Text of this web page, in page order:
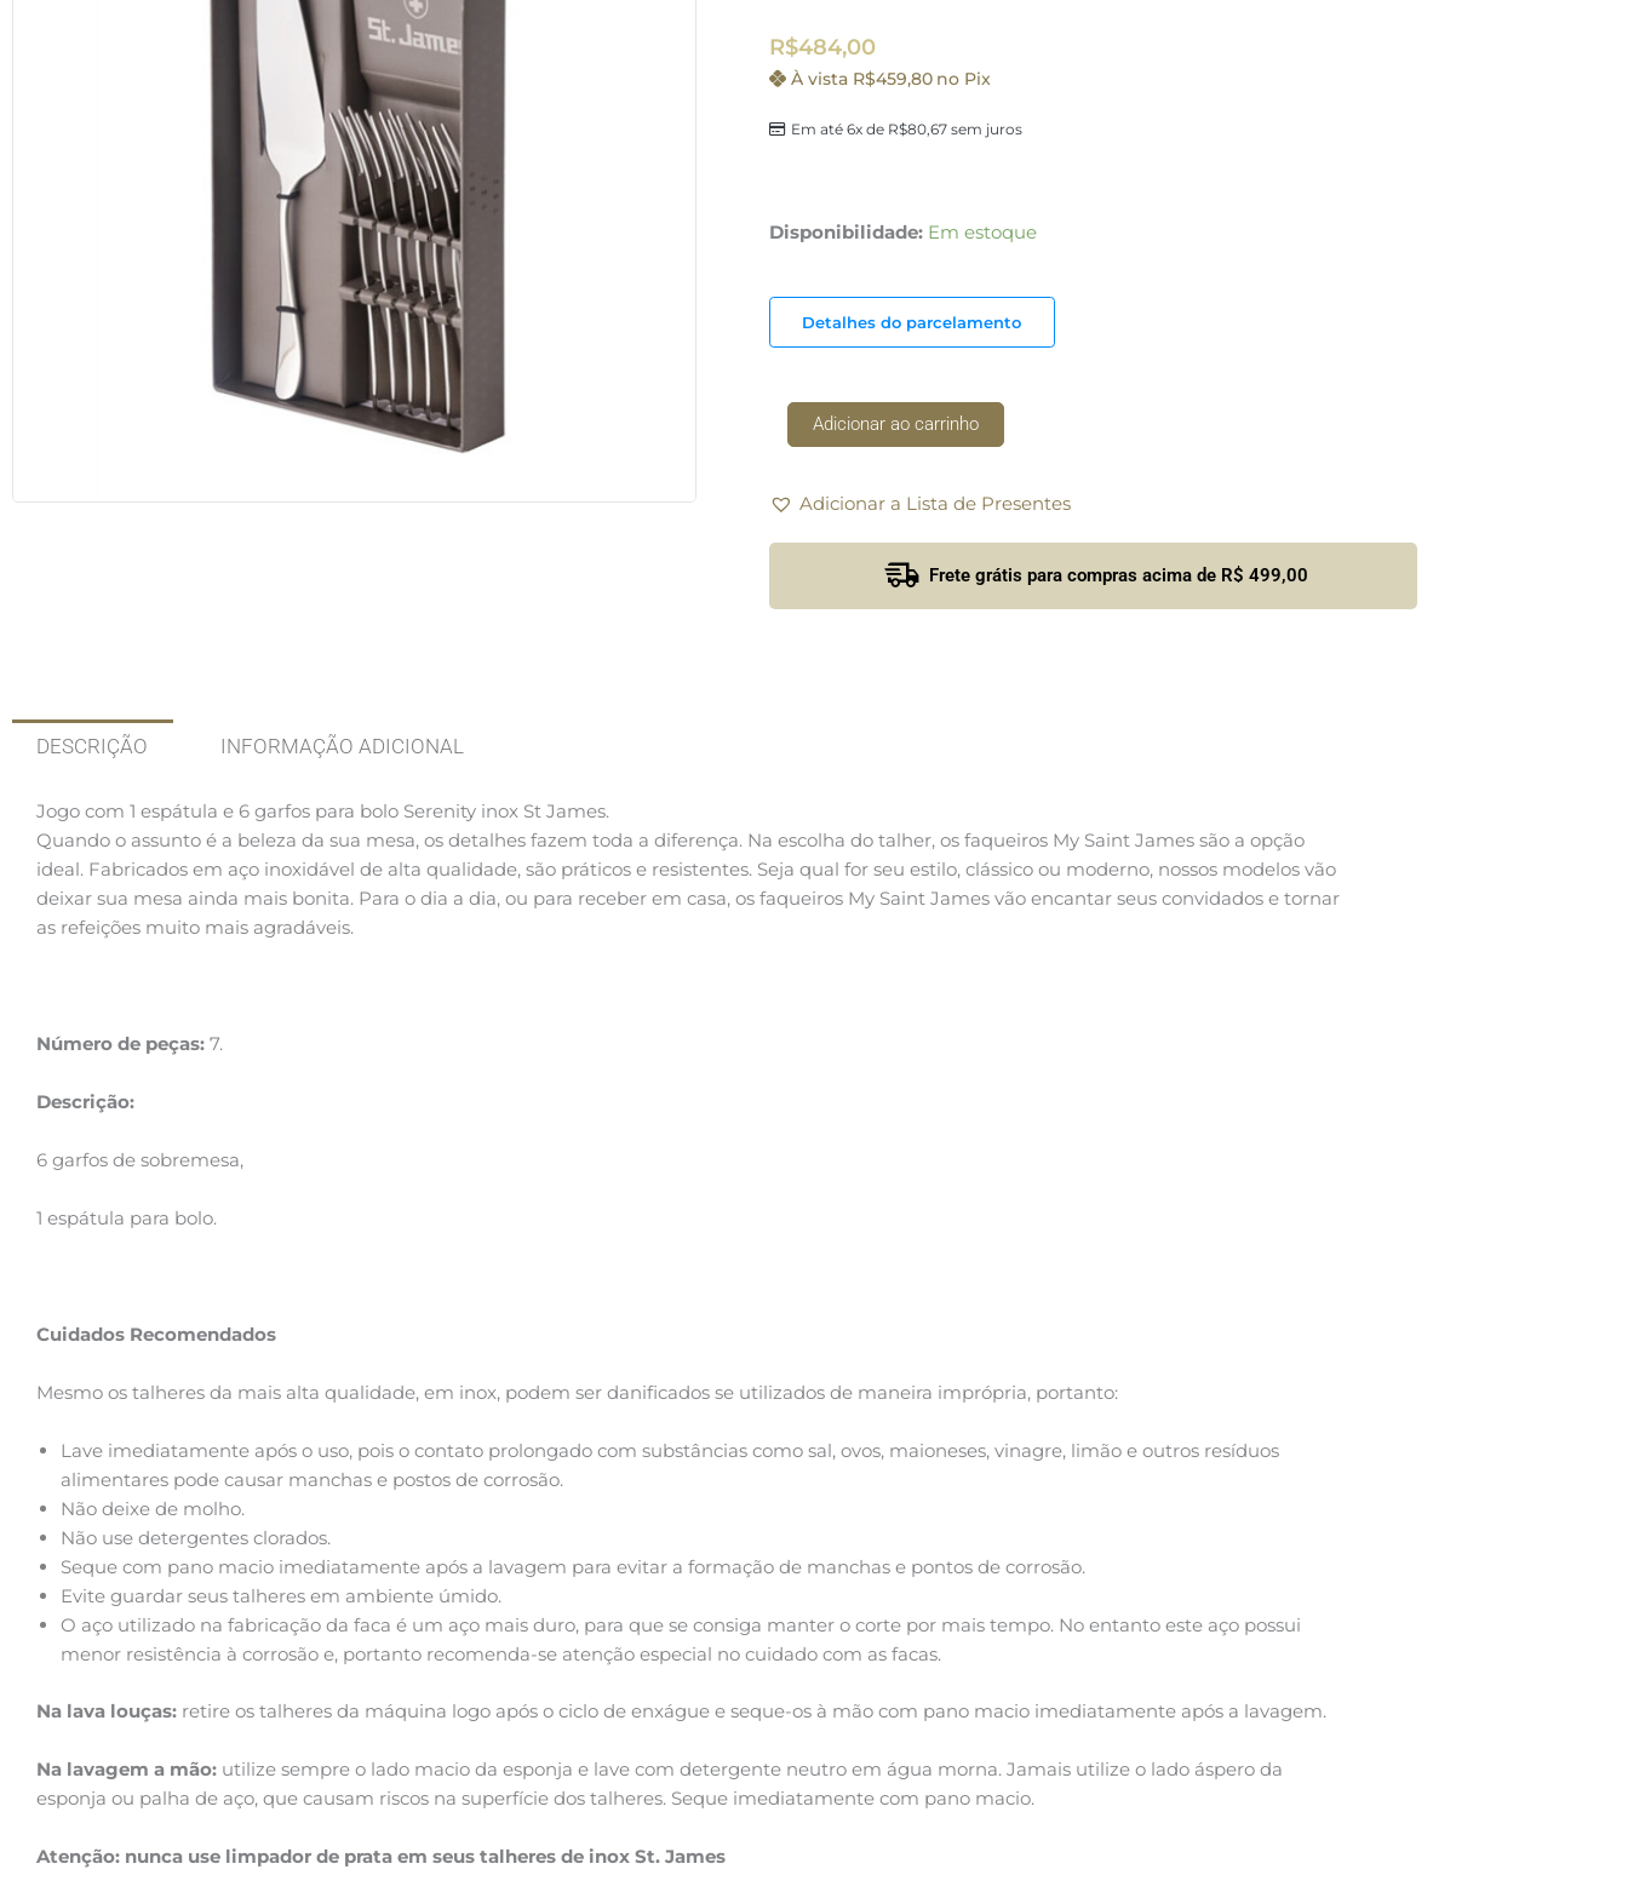
R$484,00
Em até 6x de R$80,67sem juros
À vista R$459,80 no Pix
Disponibilidade: Em estoque
Detalhes do parcelamento
Conjunto
Inox
St
quantidade
Adicionar ao carrinho
Adicionar a Lista de Presentes
Frete grátis para compras acima de R$ 499,00
DESCRIÇÃO INFORMAÇÃO ADICIONAL
Jogo com 1 espátula e 6 garfos para bolo Serenity inox St James.
Quando o assunto é a beleza da sua mesa, os detalhes fazem toda a diferença. Na escolha do talher, os faqueiros My Saint James são a opção
ideal. Fabricados em aço inoxidável de alta qualidade, são práticos e resistentes. Seja qual for seu estilo, clássico ou moderno, nossos modelos vão
deixar sua mesa ainda mais bonita. Para o dia a dia, ou para receber em casa, os faqueiros My Saint James vão encantar seus convidados e tornar
as refeições muito mais agradáveis.
Número de peças: 7.
Descrição:
6 garfos de sobremesa,
1 espátula para bolo.
Cuidados Recomendados
Mesmo os talheres da mais alta qualidade, em inox, podem ser danificados se utilizados de maneira imprópria, portanto:
Lave imediatamente após o uso, pois o contato prolongado com substâncias como sal, ovos, maioneses, vinagre, limão e outros resíduos
alimentares pode causar manchas e postos de corrosão.
Não deixe de molho.
Não use detergentes clorados.
Seque com pano macio imediatamente após a lavagem para evitar a formação de manchas e pontos de corrosão.
Evite guardar seus talheres em ambiente úmido.
O aço utilizado na fabricação da faca é um aço mais duro, para que se consiga manter o corte por mais tempo. No entanto este aço possui
menor resistência à corrosão e, portanto recomenda-se atenção especial no cuidado com as facas.
Na lava louças: retire os talheres da máquina logo após o ciclo de enxágue e seque-os à mão com pano macio imediatamente após a lavagem.
Na lavagem a mão: utilize sempre o lado macio da esponja e lave com detergente neutro em água morna. Jamais utilize o lado áspero da
esponja ou palha de aço, que causam riscos na superfície dos talheres. Seque imediatamente com pano macio.
Atenção: nunca use limpador de prata em seus talheres de inox St. James